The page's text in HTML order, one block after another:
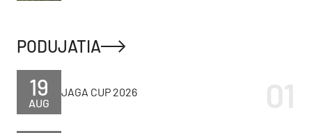
PODUJATIA
AUG
19 JAGA CUP 2026